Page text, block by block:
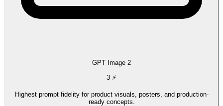
GPT Image 2
3 ⚡
Highest prompt fidelity for product visuals, posters, and production-
ready concepts.